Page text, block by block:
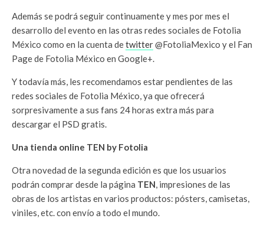
Además se podrá seguir continuamente y mes por mes el
desarrollo del evento en las otras redes sociales de Fotolia
México como en la cuenta detwitter@FotoliaMexico y el Fan
Page de Fotolia México en Google+.
Y todavía más, les recomendamos estar pendientes de las
redes sociales de Fotolia México, ya que ofrecerá
sorpresivamente a sus fans 24 horas extra más para
descargar el PSD gratis.
Una tienda online TEN by Fotolia
Otra novedad de la segunda edición es que los usuarios
podrán comprar desde la página TEN, impresiones de las
obras de los artistas en varios productos: pósters, camisetas,
viniles, etc. con envío a todo el mundo.